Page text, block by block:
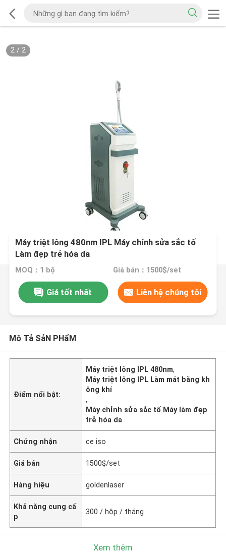
2/ 2
Máy triệt lông 480nm IPL Máy chỉnh sửa sắc tố
Làm đẹp trẻ hóa da
MOQ：1 bộ Giá bán：1500$/set
Giá tốt nhất Liên hệ chúng tôi
Mô Tả SảN PHẩM
Điểm nổi bật:
Máy triệt lông IPL 480nm,
Máy triệt lông IPL Làm mát bằng kh
ông khí
,
Máy chỉnh sửa sắc tố Máy làm đẹp
trẻ hóa da
Chứng nhận ce iso
Giá bán 1500$/set
Hàng hiệu goldenlaser
Khả năng cung cấ
p
300 / hộp / tháng
Xem thêm